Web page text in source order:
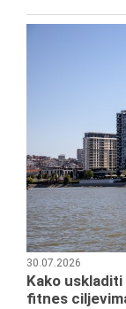
30.07.2026
Kako
fitnes